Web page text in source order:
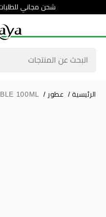
شحن مجاني للطلبات
الرئيسية / عطور /
100ML